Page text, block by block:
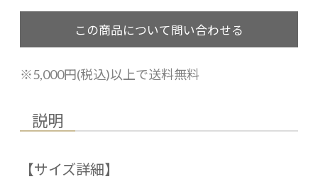
※5,000円(税込)以上で送料無料
説明
【サイズ詳細】